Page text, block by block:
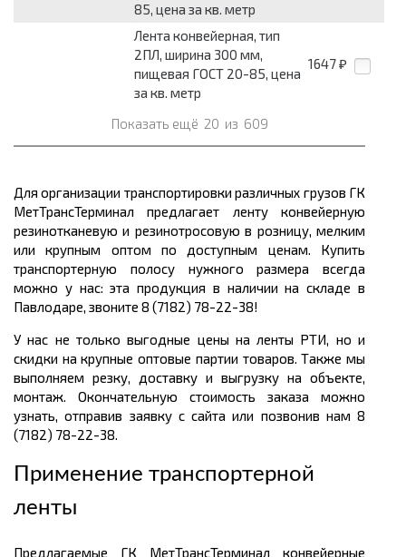
85, цена за кв. метр
Лента конвейерная, тип
2ПЛ, ширина 300 мм,
пищевая ГОСТ 20-85, цена
за кв. метр
1647 ₽
Показать ещё 20 из 609
Для организации транспортировки различных грузов ГК
МетТрансТерминал предлагает ленту конвейерную
резинотканевую и резинотросовую в розницу, мелким
или крупным оптом по доступным ценам. Купить
транспортерную полосу нужного размера всегда
можно у нас: эта продукция в наличии на складе в
Павлодаре, звоните 8 (7182) 78-22-38!
У нас не только выгодные цены на ленты РТИ, но и
скидки на крупные оптовые партии товаров. Также мы
выполняем резку, доставку и выгрузку на объекте,
монтаж. Окончательную стоимость заказа можно
узнать, отправив заявку с сайта или позвонив нам 8
(7182) 78-22-38.
Применение транспортерной
ленты
Предлагаемые ГК МетТрансТерминал конвейерные